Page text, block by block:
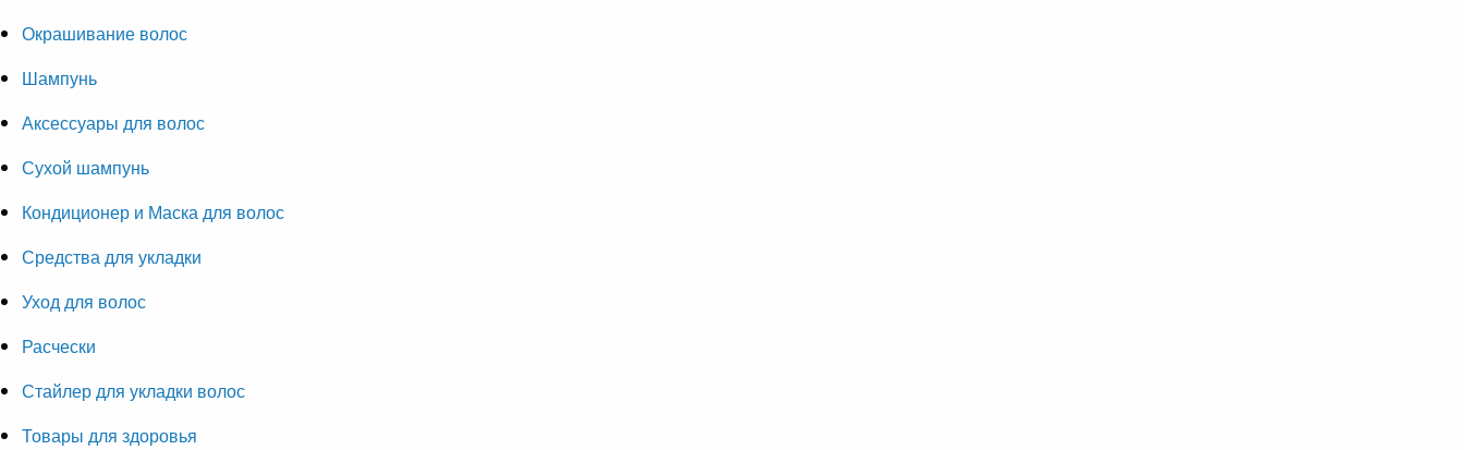
Окрашивание волос
Шампунь
Аксессуары для волос
Сухой шампунь
Кондиционер и Маска для волос
Средства для укладки
Уход для волос
Расчески
Стайлер для укладки волос
Товары для здоровья